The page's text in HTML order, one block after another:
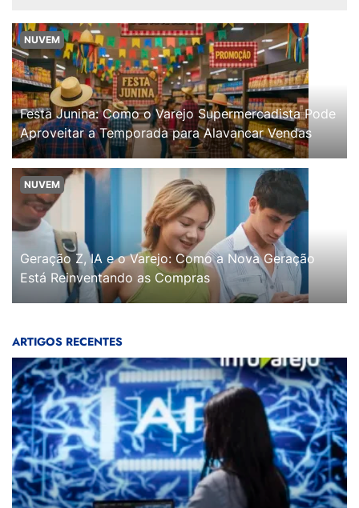
NUVEM
Festa Junina: Como o Varejo Supermercadista Pode
Aproveitar a Temporada para Alavancar Vendas
NUVEM
Geração Z, IA e o Varejo: Como a Nova Geração
Está Reinventando as Compras
ARTIGOS RECENTES